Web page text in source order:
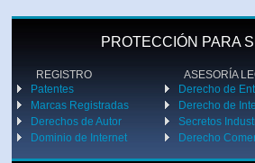
PROTECCIÓN PARA
REGISTRO ASESORÍA
Patentes
Marcas Registradas
Derechos de Autor
Dominio de Internet
Derecho de
Derecho de
Secretos
Derecho